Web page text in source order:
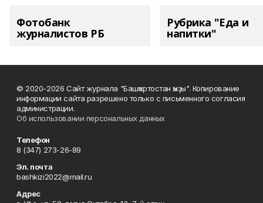
Фотобанк
журналистов РБ
Рубрика "Еда и
напитки"
© 2020-2026 Сайт журнала "Башҡортостан ҡыҙы". Копирование
информации сайта разрешено только с письменного согласия
администрации.
Об использовании персональных данных
Телефон
8 (347) 273-26-89
Эл. почта
bashkizi2022@mail.ru
Адрес